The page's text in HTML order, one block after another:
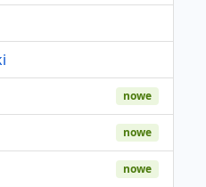
nowe
nowe
nowe